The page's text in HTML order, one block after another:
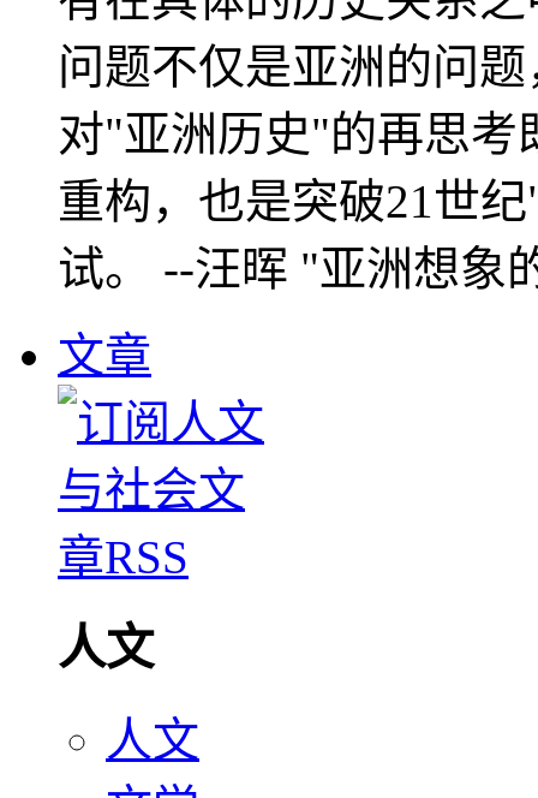
问题不仅是亚洲的问
对"亚洲历史"的再思考
重构，也是突破21世
试。 --汪晖 "亚洲想象
文章
人文
人文